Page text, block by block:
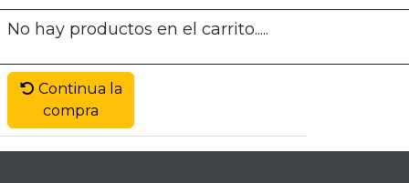
No hay productos en el carrito.....
Continua la
compra